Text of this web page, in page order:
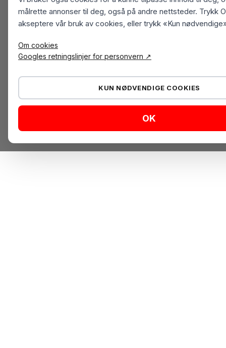
målrette annonser til deg, også på andre nettsteder. Trykk
akseptere vår bruk av cookies, eller trykk «Kun
Om cookies
Googles retningslinjer for personvern ↗
KUN NØDVENDIGE COOKIES
OK